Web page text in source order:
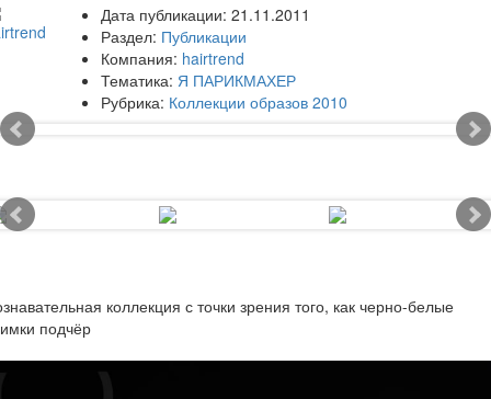
Дата публикации: 21.11.2011
Раздел: Публикации
Компания: hairtrend
Тематика: Я ПАРИКМАХЕР
Рубрика: Коллекции образов 2010
коллекция с точки зрения того, как черно-белые
подчёр